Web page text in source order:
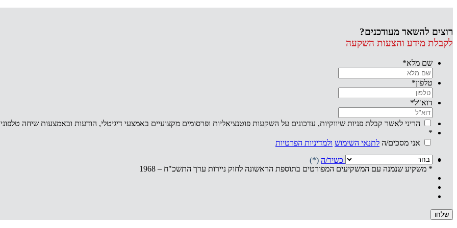
רוצים להשאר מעודכנים?
לקבלת מידע והצעות השקעה
שם מלא*
טלפון*
דוא"ל*
הריני לאשר קבלת פניות שיווקיות, עדכונים על השקעות פוטנציאליות ופרסומים מקצועיים באמצעי דיגיטלי, הודעות ובאמצעות שיחה
*
אני מסכים/ה לתנאי השימוש ולמדיניות הפרטיות
אני מצהיר/ה שהנני
משקיע/ה כשיר/ה (*)
* משקיע שנמנה עם המשקיעים המפורטים בתוספת הראשונה לחוק ניירות ערך התשכ"ח – 1968